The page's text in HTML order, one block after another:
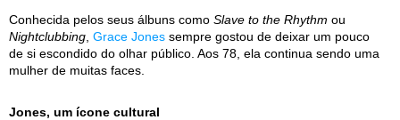
Conhecida pelos seus álbuns como Slave to the Rhythm ou
Nightclubbing Grace Jones sempre gostou de deixar um pouco
de si escondido do olhar público. Aos 78, ela continua sendo uma
mulher de muitas faces.
Jones, um ícone cultural